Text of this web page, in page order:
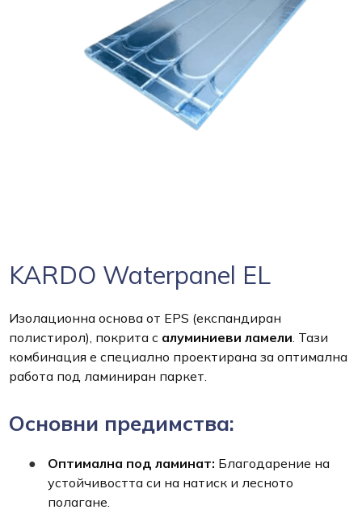
KARDO Waterpanel EL
Изолационна основа от EPS (експандиран
полистирол), покрита с алуминиеви ламели . Тази
комбинация е специално проектирана за оптимална
работа под ламиниран паркет.
Основни предимства:
Оптимална под ламинат: Благодарение на
устойчивостта си на натиск и лесното
полагане.